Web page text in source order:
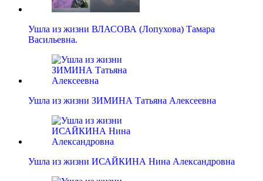
Ушла из жизни ВЛАСОВА (Лопухова) Тамара
Васильевна.
Ушла из жизни ЗИМИНА Татьяна Алексеевна
Ушла из жизни ИСАЙКИНА Нина Александровна